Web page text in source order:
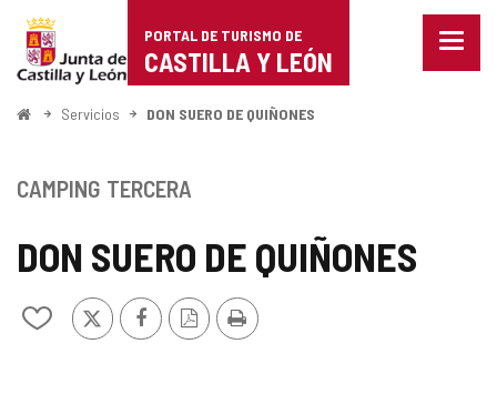
Portal
de
Turismo
Castilla
León
PORTAL DE TURISMO DE
CASTILLA Y LEÓN
Menu
InicioServicios DON SUERO DE QUIÑONES
DON SUERO DE QUIÑONES
Añadir/quitar
X FacebookVersión
PDF
Imprimir
CAMPING TERCERA